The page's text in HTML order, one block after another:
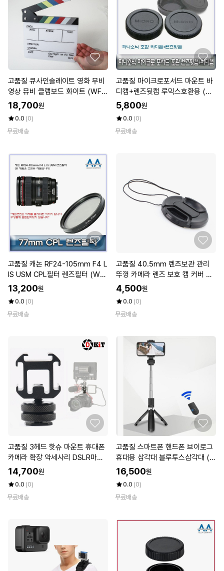
고품질 큐사인슬레이트 영화 무비
영상 뮤비 클랩보드 화이트 (WFK
ASIG)
18,700원
0.0 (0)
무료배송
고품질 마이크로포서드 마운트 바
디캡+렌즈뒷캡 루믹스호환용 (W
50C672)
5,800원
0.0 (0)
무료배송
고품질 캐논 RF24-105mm F4 L
IS USM CPL필터 렌즈필터 (W5
0231A)
13,200원
0.0 (0)
무료배송
고품질 40.5mm 렌즈보관 관리
뚜껑 카메라 렌즈 보호 캡 커버 캠
코더 (W8061B6)
4,500원
0.0 (0)
무료배송
고품질 3헤드 핫슈 마운트 휴대폰
카메라 확장 악세사리 DSLR마운
트 (W52FB90)
14,700원
0.0 (0)
무료배송
고품질 스마트폰 핸드폰 브이로그
휴대용 삼각대 블루투스삼각대 (W
A20E09)
16,500원
0.0 (0)
무료배송